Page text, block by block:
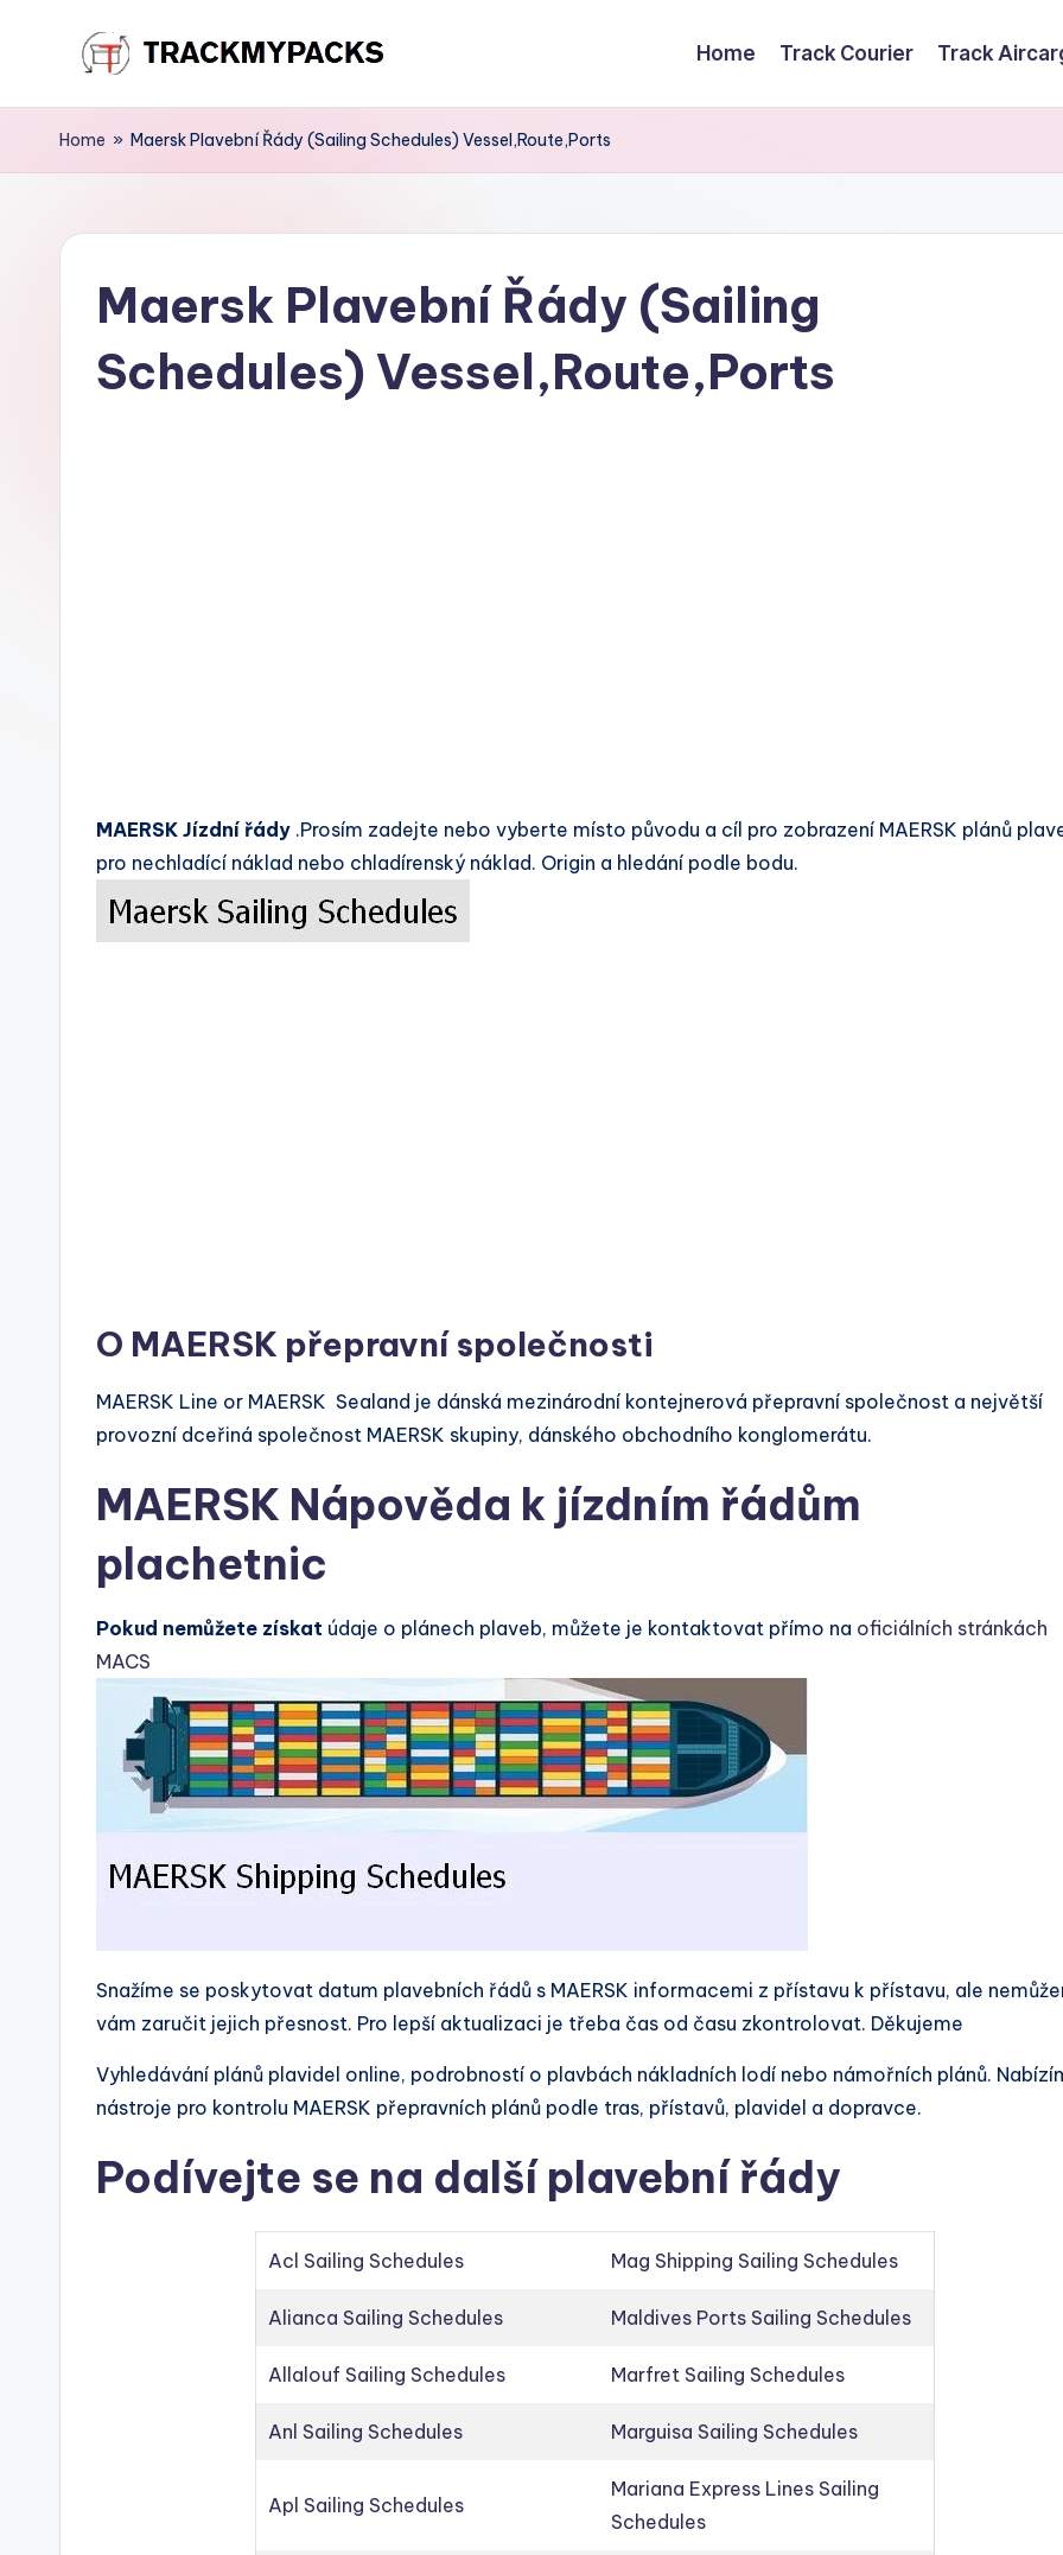
content
T
r
c
M
Home Track Courier Track
Home » Maersk Plavební Řády (Sailing Schedules) Vessel,Route,Ports
Maersk Plavební Řády (Sailing
Schedules) Vessel,Route,Ports
MAERSK Jízdní řády .Prosím zadejte nebo vyberte místo původu a cíl pro zobrazení MAERSK plánů
pro nechladící náklad nebo chladírenský náklad. Origin a hledání podle bodu.
O MAERSK přepravní společnosti
MAERSK Line or MAERSK Sealand je dánská mezinárodní kontejnerová přepravní společnost a největší
provozní dceřiná společnost MAERSK skupiny, dánského obchodního konglomerátu.
MAERSK Nápověda k jízdním řádům
plachetnic
Pokud nemůžete získat údaje o plánech plaveb, můžete je kontaktovat přímo na oficiálních stránkách
MACS
Snažíme se poskytovat datum plavebních řádů s MAERSK informacemi z přístavu k přístavu, ale
vám zaručit jejich přesnost. Pro lepší aktualizaci je třeba čas od času zkontrolovat. Děkujeme
Vyhledávání plánů plavidel online, podrobností o plavbách nákladních lodí nebo námořních plánů.
nástroje pro kontrolu MAERSK přepravních plánů podle tras, přístavů, plavidel a dopravce.
Podívejte se na další plavební řády
Acl Sailing Schedules Mag Shipping Sailing Schedules
Alianca Sailing Schedules Maldives Ports Sailing Schedules
Allalouf Sailing Schedules Marfret Sailing Schedules
Anl Sailing Schedules Marguisa Sailing Schedules
Apl Sailing Schedules
Mariana Express Lines Sailing
Schedules